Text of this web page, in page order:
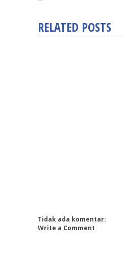
RELATED POSTS
Tidak ada komentar:
Write a Comment